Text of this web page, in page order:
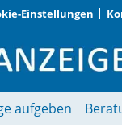
Einstellungen
aufgeben